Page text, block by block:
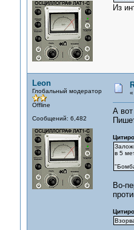
Из
Leon
Глобальный модератор
Offline
Сообщений: 6,482
«
А вот
в 5
Во-